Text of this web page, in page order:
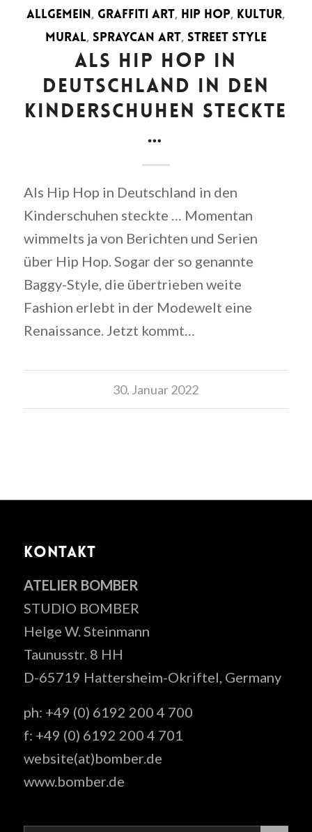
ALLGEMEIN,GRAFFITI ART, HIP HOP, KULTUR,
MURAL, SPRAYCAN ART, STREET STYLE
ALS HIP HOP IN
DEUTSCHLAND IN DEN
KINDERSCHUHEN STECKTE
…
Als Hip Hop in Deutschland in den
Kinderschuhen steckte … Momentan
wimmelts ja von Berichten und Serien
über Hip Hop. Sogar der so genannte
Baggy-Style, die übertrieben weite
Fashion erlebt in der Modewelt eine
Renaissance. Jetzt kommt…
30. Januar 2022
KONTAKT
ATELIER BOMBER
STUDIO BOMBER
Helge W. Steinmann
Taunusstr. 8 HH
D-65719 Hattersheim-Okriftel, Germany
ph: +49 (0) 6192 200 4 700
f: +49 (0) 6192 200 4 701
website(at)bomber.de
www.bomber.de